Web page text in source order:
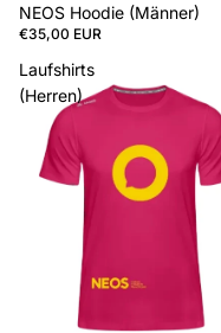
NEOS Hoodie (Männer)
€35,00 EUR
Laufshirts
(Herren)